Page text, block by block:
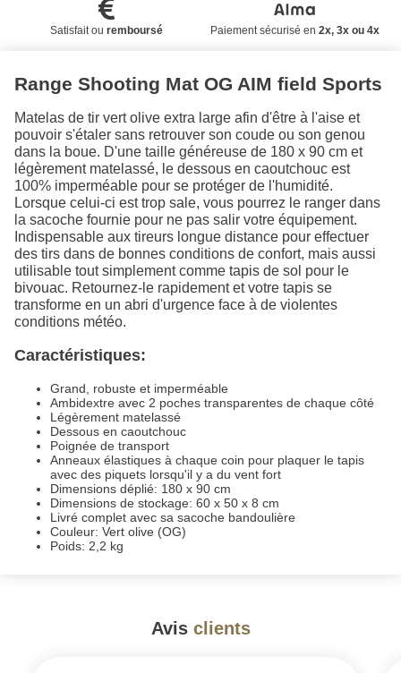
Satisfait ou remboursé Paiement sécurisé en 2x, 3x ou 4x
Range Shooting Mat OG AIM field Sports
Matelas de tir vert olive extra large afin d'être à l'aise et
pouvoir s'étaler sans retrouver son coude ou son genou
dans la boue. D'une taille généreuse de 180 x 90 cm et
légèrement matelassé, le dessous en caoutchouc est
100% imperméable pour se protéger de l'humidité.
Lorsque celui-ci est trop sale, vous pourrez le ranger dans
la sacoche fournie pour ne pas salir votre équipement.
Indispensable aux tireurs longue distance pour effectuer
des tirs dans de bonnes conditions de confort, mais aussi
utilisable tout simplement comme tapis de sol pour le
bivouac. Retournez-le rapidement et votre tapis se
transforme en un abri d'urgence face à de violentes
conditions météo.
Caractéristiques:
Grand, robuste et imperméable
Ambidextre avec 2 poches transparentes de chaque côté
Légèrement matelassé
Dessous en caoutchouc
Poignée de transport
Anneaux élastiques à chaque coin pour plaquer le tapis
avec des piquets lorsqu'il y a du vent fort
Dimensions déplié: 180 x 90 cm
Dimensions de stockage: 60 x 50 x 8 cm
Livré complet avec sa sacoche bandoulière
Couleur: Vert olive (OG)
Poids: 2,2 kg
Avis clients